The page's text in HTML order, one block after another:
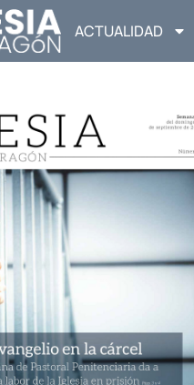
ACTUALIDAD